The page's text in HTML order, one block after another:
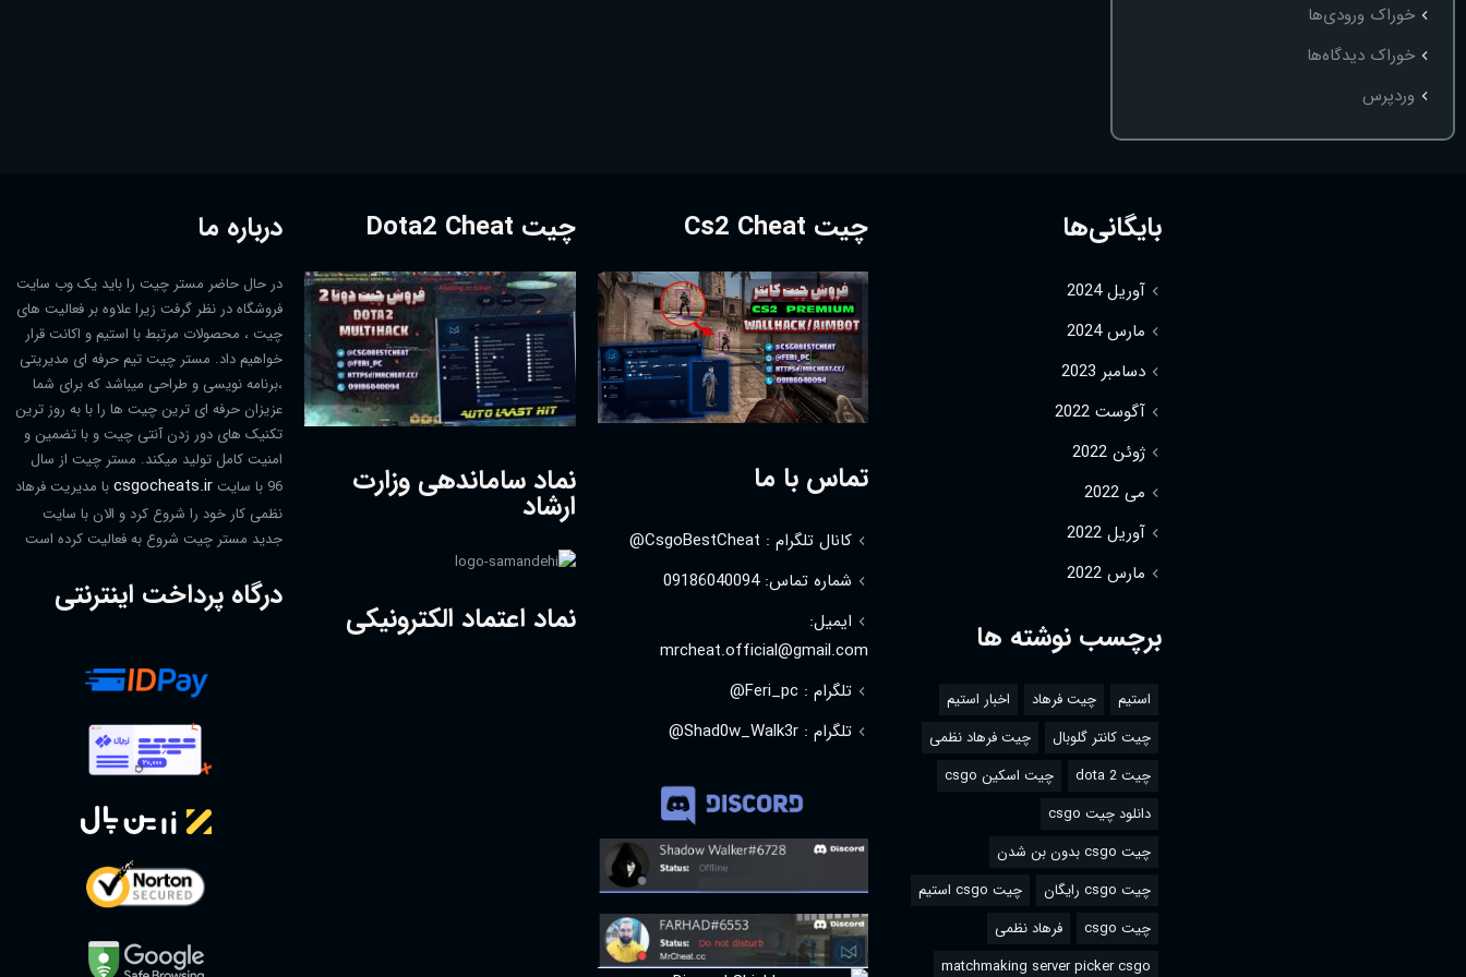
خوراک ورودی‌ها
خوراک دیدگاه‌ها
وردپرس
بایگانی‌ها
آوریل 2024
مارس 2024
دسامبر 2023
آگوست 2022
ژوئن 2022
می 2022
آوریل 2022
مارس 2022
برچسب نوشته ها
استیم چیت فرهاد
اخبار استیم
چیت کانتر گلوبال
چیت فرهاد نظمی
چیت dota 2
چیت اسکین csgo
دانلود چیت csgo
چیت csgo بدون بن شدن
چیت csgo رایگان
چیت csgo استیم
چیت csgo
فرهاد نظمی
matchmaking server picker csgo
چیت Cs2 Cheat
تماس با ما
کانال تلگرام : CsgoBestCheat@
شماره تماس: 09186040094
ایمیل:
mrcheat.official@gmail.com
تلگرام : Feri_pc@
تلگرام : Shad0w_Walk3r@
چیت Dota2 Cheat
نماد ساماندهی وزارت
ارشاد
نماد اعتماد الکترونیکی
درباره ما
در حال حاضر مستر چیت را باید یک وب سایت
فروشگاه در نظر گرفت زیرا علاوه بر فعالیت های
چیت ، محصولات مرتبط با استیم و اکانت قرار
خواهیم داد. مستر چیت تیم حرفه ای مدیریتی
،برنامه نویسی و طراحی میباشد که برای شما
عزیزان حرفه ای ترین چیت ها را با به روز ترین
تکنیک های دور زدن آنتی چیت و با تضمین و
امنیت کامل تولید میکند. مستر چیت از سال
96 با سایت
csgocheats.irبا مدیریت فرهاد
نظمی کار خود را شروع کرد و الان با سایت
جدید مستر چیت شروع به فعالیت کرده است
درگاه پرداخت اینترنتی